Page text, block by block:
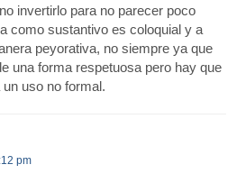
invertirlo para no parecer poco
como sustantivo es coloquial y a
peyorativa, no siempre ya que
una forma respetuosa pero hay que
uso no formal.
pm